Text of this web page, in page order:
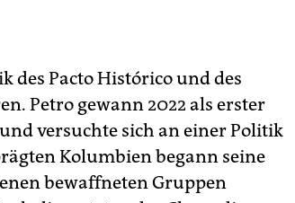
des Pacto Histórico und des
Petro gewann 2022 als erster
versuchte sich an einer Politik
Kolumbien begann seine
bewaffneten Gruppen